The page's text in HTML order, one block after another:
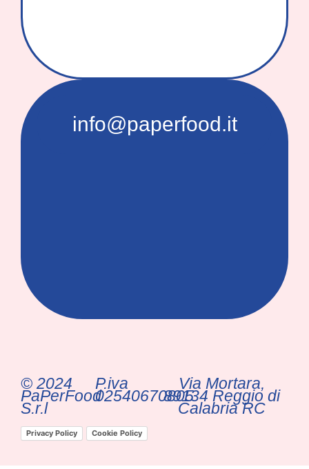
info@paperfood.it
© 2024
PaPerFood
S.r.l
P.iva
02540670805
Via Mortara,
89134 Reggio di
Calabria RC
Privacy Policy Cookie Policy